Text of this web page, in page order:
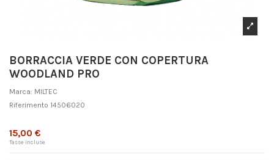
BORRACCIA VERDE CON COPERTURA
WOODLAND PRO
Marca: MILTEC
Riferimento 14506020
15,00 €
Tasse incluse